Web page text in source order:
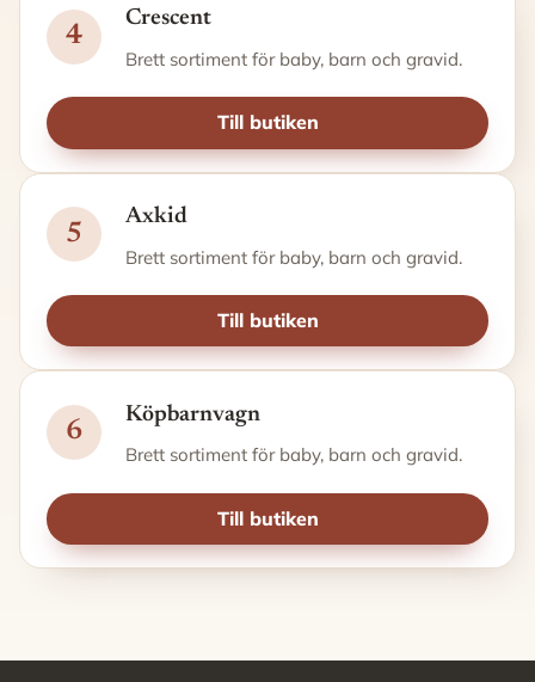
4
Crescent
Brett sortiment för baby, barn och gravid.
Till butiken
5
Axkid
Brett sortiment för baby, barn och gravid.
Till butiken
6
Köpbarnvagn
Brett sortiment för baby, barn och gravid.
Till butiken